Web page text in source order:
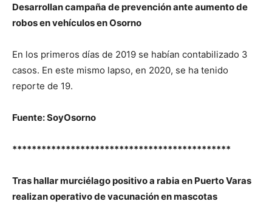
Desarrollan campaña de prevención ante aumento de
robos en vehículos en Osorno
En los primeros días de 2019 se habían contabilizado 3
casos. En este mismo lapso, en 2020, se ha tenido
reporte de 19.
Fuente: SoyOsorno
*********************************************
Tras hallar murciélago positivo a rabia en Puerto Varas
realizan operativo de vacunación en mascotas